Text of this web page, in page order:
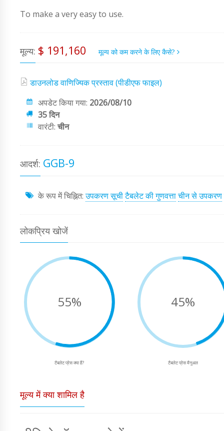
To make a very easy to use.
मूल्य: $ 191,160 मूल्य को कम करने के लिए कैसे?
डाउनलोड वाणिज्यिक प्रस्ताव (पीडीएफ फाइल)
अपडेट किया गया: 2026/08/10
35 दिन
वारंटी:चीन
आदर्श: GGB-9
के रूप में चिह्नित:उपकरण सूचीटैबलेट की गुणवत्ताचीन से उपकरण
लोकप्रिय खोजें
55%
टैबलेट प्रेस क्या हैं?
45%
टैबलेट प्रेस मैनुअल
मूल्य में क्या शामिल है